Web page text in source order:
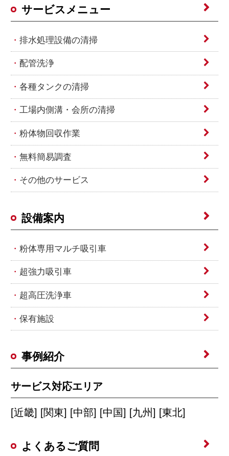
サービスメニュー
排水処理設備の清掃
配管洗浄
各種タンクの清掃
工場内側溝・会所の清掃
粉体物回収作業
無料簡易調査
その他のサービス
設備案内
粉体専用マルチ吸引車
超強力吸引車
超高圧洗浄車
保有施設
事例紹介
サービス対応エリア
[近畿] [関東] [中部] [中国] [九州] [東北]
よくあるご質問